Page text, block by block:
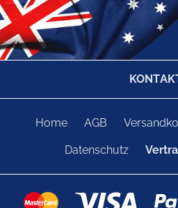
Home AGB
Datenschutz